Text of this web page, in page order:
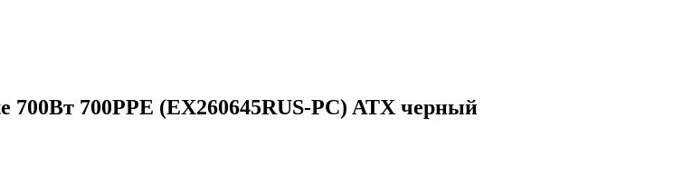
700Вт 700PPE (EX260645RUS-PC) ATX черный